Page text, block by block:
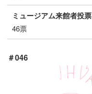
ミュージアム来館者投票
46票
＃046